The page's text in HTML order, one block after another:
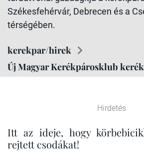
Székesfehérvár, Debrecen és a
térségében.
kerekpar/hirek
Új Magyar Kerékpárosklub
Hirdetés
Itt az ideje, hogy
rejtett csodákat!